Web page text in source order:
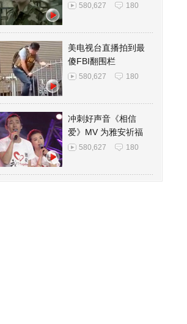
580,627 180
美电视台直播拍到最
傻FBI翻围栏
580,627 180
冲刺好声音《相信
爱》MV 为雅安祈福
580,627 180